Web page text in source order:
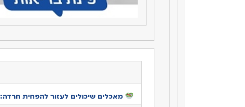
מאכלים שיכולים לעזור להפחית חרדה: